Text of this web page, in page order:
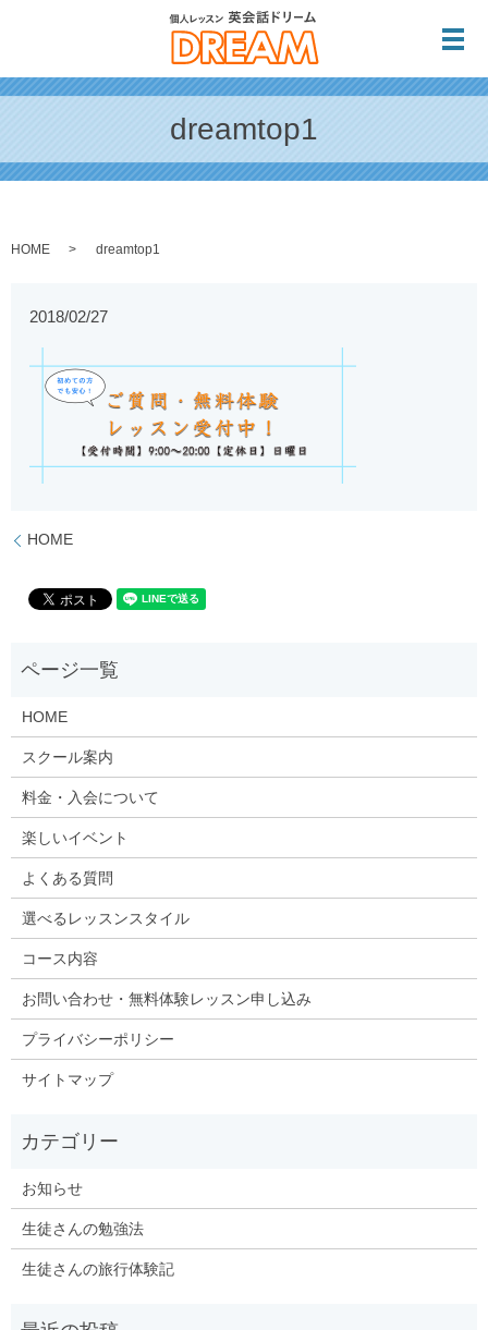
メ
dreamtop1
HOME dreamtop1
2018/02/27
HOME
HOME
スクール案内
料金・入会について
楽しいイベント
よくある質問
選べるレッスンスタイル
コース内容
お問い合わせ・無料体験レッスン申し込み
プライバシーポリシー
サイトマップ
お知らせ
生徒さんの勉強法
生徒さんの旅行体験記